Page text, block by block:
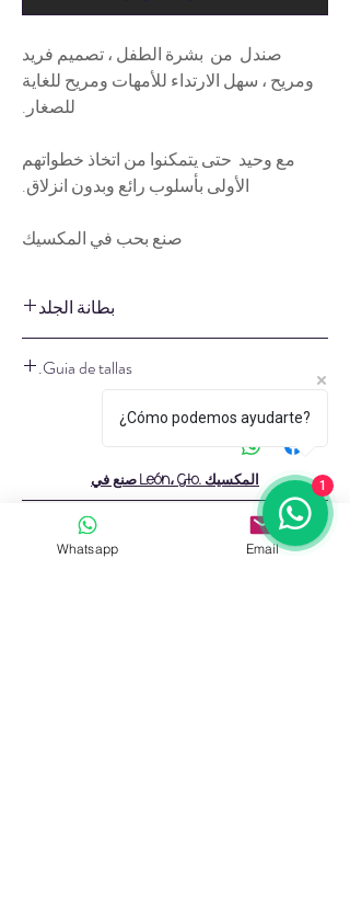
صندل من بشرة الطفل ، تصميم فريد
ومريح ، سهل الارتداء للأمهات ومريح للغاية
للصغار.
مع وحيد حتى يتمكنوا من اتخاذ خطواتهم
الأولى بأسلوب رائع وبدون انزلاق.
صنع بحب في المكسيك
بطانة الجلد
جميع موديلاتنا مبطنة بالجلد ومعالجتها بشكل
الطفل ، بالإضافة إلى أن المسامية تسمح
بإفراز العرق من أقدامهم الصغيرة.
Guia de tallas.
صنع في León، Gto. المكسيك
Whatsapp Email
¿Cómo podemos ayudarte?
1